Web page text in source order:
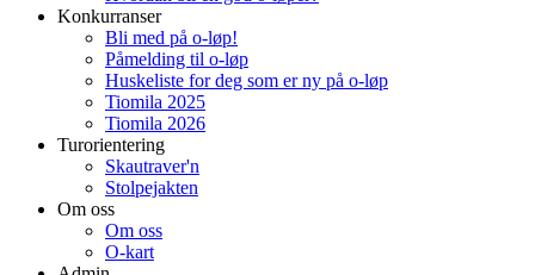
Konkurranser
Bli med på o-løp!
Påmelding til o-løp
Huskeliste for deg som er ny på o-løp
Tiomila 2025
Tiomila 2026
Turorientering
Skautraver'n
Stolpejakten
Om oss
Om oss
O-kart